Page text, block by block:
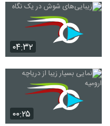
۰۴:۳۲
۰۰:۲۵